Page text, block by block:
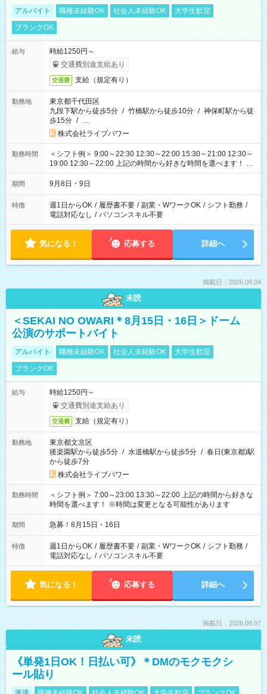
アルバイト 職種未経験OK 社会人未経験OK
大学生歓迎
ブランクOK
給与
時給1250円～
交通費別途支給あり
交通費 支給（規定有り）
勤務地
東京都千代田区
九段下駅から徒歩5分 / 竹橋駅から徒歩10分 / 神保町駅から徒
歩15分 / …
株式会社ライブパワー
勤務時間
＜シフト例＞ 9:00～22:30 12:30～22:00 15:30～21:00 12:30～
19:00 12:30～22:00 上記の時間から好きな時間を選べます！ ※
時間は変更となる可能性があります
期間 9月8日・9日
特徴 週1日からOK / 履歴書不要 / 副業・WワークOK / シフト勤務 /
電話対応なし / パソコンスキル不要
気になる！ 応募する 詳細へ
掲載日：2026.08.04
未読
＜SEKAI NO OWARI＊8月15日・16日＞ドーム
公演のサポートバイト
アルバイト 職種未経験OK 社会人未経験OK
大学生歓迎
ブランクOK
給与
時給1250円～
交通費別途支給あり
交通費 支給（規定有り）
勤務地
東京都文京区
後楽園駅から徒歩5分 / 水道橋駅から徒歩5分 / 春日(東京都)駅
から徒歩7分
株式会社ライブパワー
勤務時間
＜シフト例＞ 7:00～23:00 13:30～22:00 上記の時間から好きな
時間を選べます！ ※時間は変更となる可能性があります
期間 急募！8月15日・16日
特徴 週1日からOK / 履歴書不要 / 副業・WワークOK / シフト勤務 /
電話対応なし / パソコンスキル不要
気になる！ 応募する 詳細へ
掲載日：2026.08.07
未読
《単発1日OK！日払い可》＊DMのモクモクシ
ール貼り